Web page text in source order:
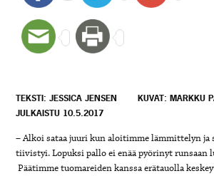
TEKSTI: JESSICA JENSEN
KUVAT: MARKKU
JULKAISTU 10.5.2017
– Alkoi sataa juuri kun aloitimme lämmittelyn ja
tiivistyi. Lopuksi pallo ei enää pyörinyt runsaan
Päätimme tuomareiden kanssa erätauolla